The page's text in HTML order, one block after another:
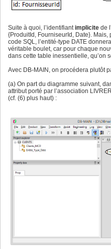
Suite à quoi, l’identifiantimplicite de
{ProduitId, FourniseurId, Date}.
code SQL, l’entité-type DATE
véritable boulet, car pour chaque
dans cette table inessentielle, qu’on
Avec DB-MAIN, on procédera plutôt
(a) On part du diagramme suivant,
attribut porté par l’association
(cf. (6) plus haut) :